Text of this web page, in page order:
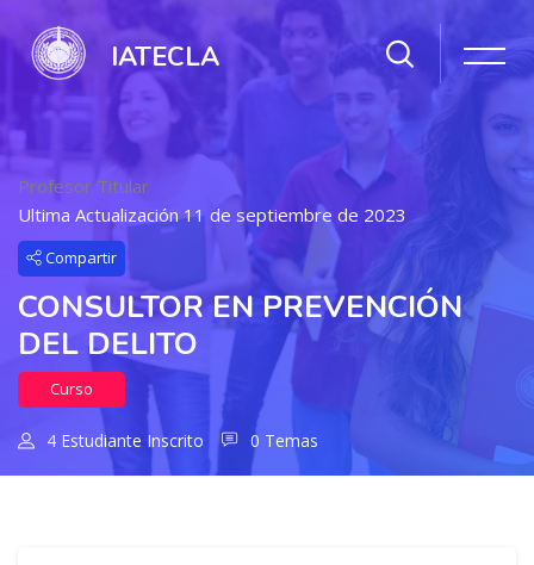
IATECLA
Profesor Titular
Ultima Actualización 11 de septiembre de 2023
Compartir
CONSULTOR EN PREVENCIÓN
DEL DELITO
Curso
4 Estudiante Inscrito 0 Temas